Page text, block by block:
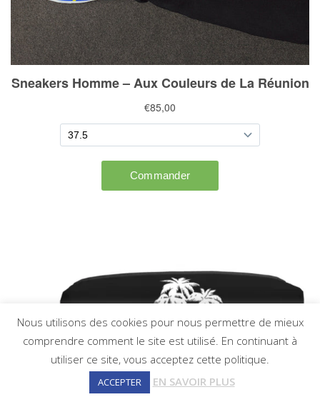
Nous utilisons des cookies pour nous permettre de mieux
comprendre comment le site est utilisé. En continuant à
utiliser ce site, vous acceptez cette politique.
ACCEPTER EN SAVOIR PLUS